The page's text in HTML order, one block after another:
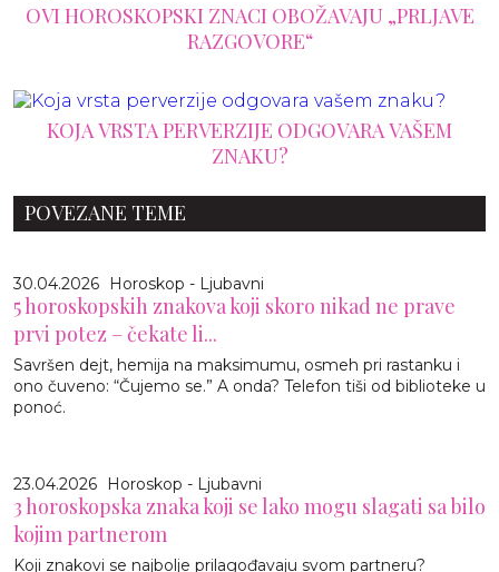
OVI HOROSKOPSKI ZNACI OBOŽAVAJU „PRLJAVE
RAZGOVORE“
KOJA VRSTA PERVERZIJE ODGOVARA VAŠEM
ZNAKU?
POVEZANE TEME
30.04.2026 Horoskop - Ljubavni
5 horoskopskih znakova koji skoro nikad ne prave
prvi potez – čekate li...
Savršen dejt, hemija na maksimumu, osmeh pri rastanku i
ono čuveno: “Čujemo se.” A onda? Telefon tiši od biblioteke u
ponoć.
23.04.2026 Horoskop - Ljubavni
3 horoskopska znaka koji se lako mogu slagati sa bilo
kojim partnerom
Koji znakovi se najbolje prilagođavaju svom partneru?